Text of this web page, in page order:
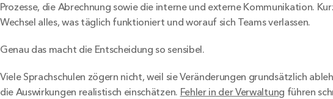
Prozesse, die Abrechnung sowie die interne und externe Kommunikation.
Wechsel alles, was täglich funktioniert und worauf sich Teams verlassen.
Genau das macht die Entscheidung so sensibel.
Viele Sprachschulen zögern nicht, weil sie Veränderungen grundsätzlich
die Auswirkungen realistisch einschätzen. Fehler in der Verwaltung führen